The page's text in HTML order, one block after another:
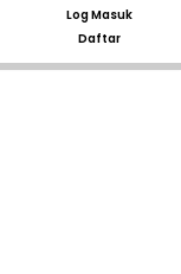
Log Masuk
Daftar